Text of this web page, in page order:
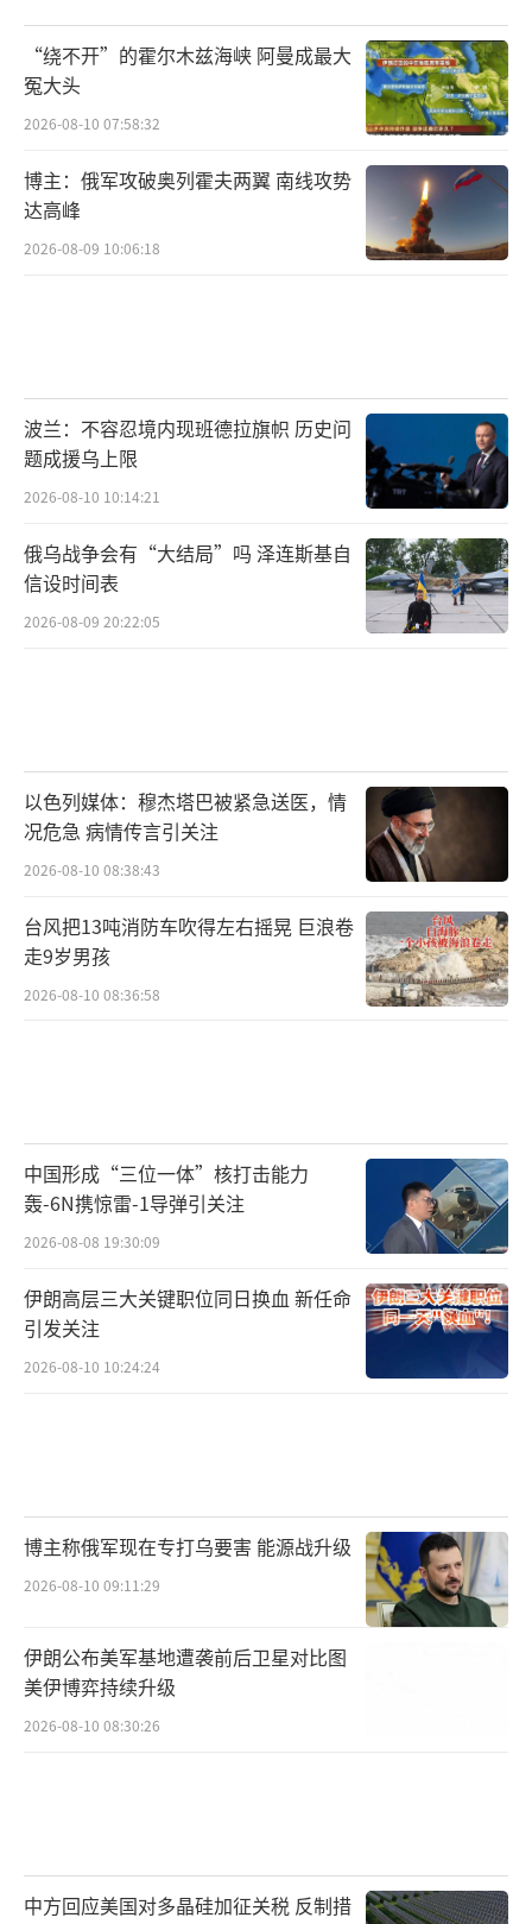
“绕不开”的霍尔木兹海峡 阿曼成最大
冤大头
2026-08-10 07:58:32
博主：俄军攻破奥列霍夫两翼 南线攻势
达高峰
2026-08-09 10:06:18
波兰：不容忍境内现班德拉旗帜 历史问
题成援乌上限
2026-08-10 10:14:21
俄乌战争会有“大结局”吗 泽连斯基自
信设时间表
2026-08-09 20:22:05
以色列媒体：穆杰塔巴被紧急送医，情
况危急 病情传言引关注
2026-08-10 08:38:43
台风把13吨消防车吹得左右摇晃 巨浪卷
走9岁男孩
2026-08-10 08:36:58
中国形成“三位一体”核打击能力
轰-6N携惊雷-1导弹引关注
2026-08-08 19:30:09
伊朗高层三大关键职位同日换血 新任命
引发关注
2026-08-10 10:24:24
博主称俄军现在专打乌要害 能源战升级
2026-08-10 09:11:29
伊朗公布美军基地遭袭前后卫星对比图
美伊博弈持续升级
2026-08-10 08:30:26
中方回应美国对多晶硅加征关税 反制措